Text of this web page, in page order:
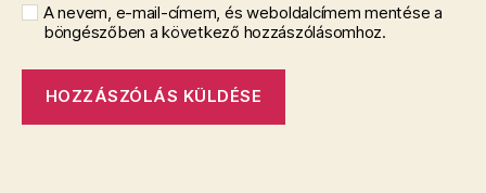
A nevem, e-mail-címem, és weboldalcímem mentése a
böngészőben a következő hozzászólásomhoz.